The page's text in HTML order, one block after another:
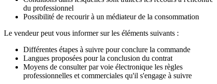
du professionnel
Possibilité de recourir à un médiateur de la consommation
Le vendeur peut vous informer sur les éléments suivants :
Différentes étapes à suivre pour conclure la commande
Langues proposées pour la conclusion du contrat
Moyens de consulter par voie électronique les règles
professionnelles et commerciales qu'il s'engage à suivre